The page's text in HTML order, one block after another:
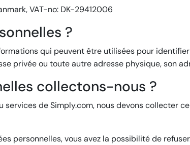
VAT-no: DK-29412006
?
qui peuvent être utilisées pour
privée ou toute autre adresse physique, son
collectons-nous ?
de Simply.com, nous devons collecter
personnelles, vous avez la possibilité de